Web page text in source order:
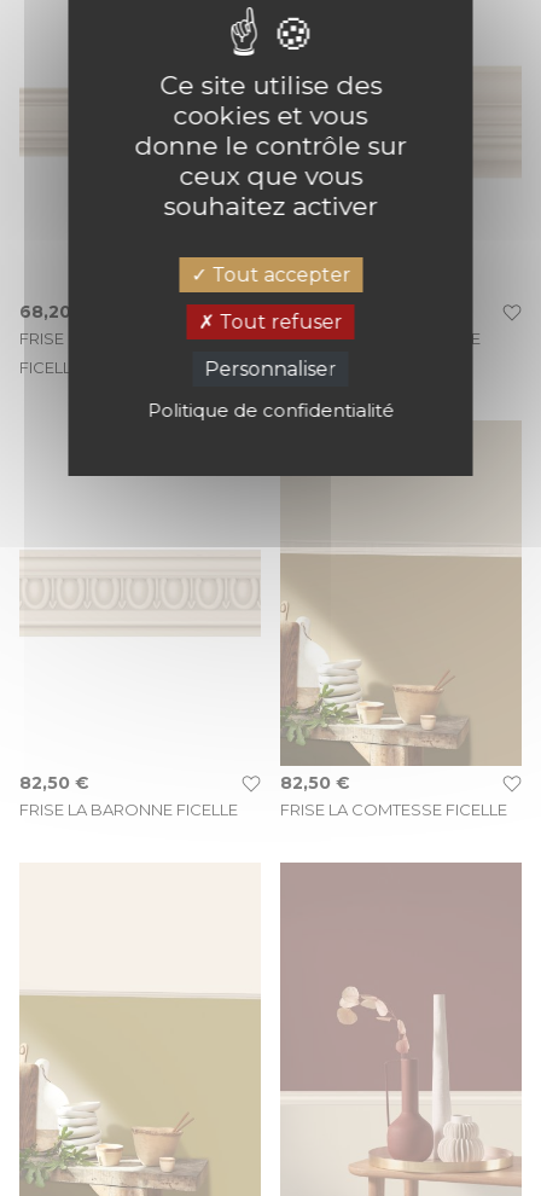
FRISE LA MAJESTUEUSE
FICELLE
68,20 €
FRISE LA ROYALE FICELLE
99,65 €
FRISE LA BARONNE FICELLE
82,50 €
FRISE LA COMTESSE FICELLE
82,50 €
Ce site utilise des
cookies et vous
donne le contrôle sur
ceux que vous
souhaitez activer
Tout accepter
Tout refuser
Personnaliser
Politique de confidentialité